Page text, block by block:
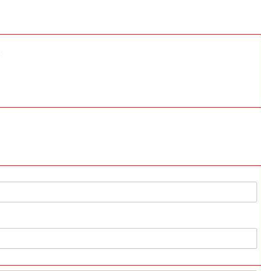
卒業後